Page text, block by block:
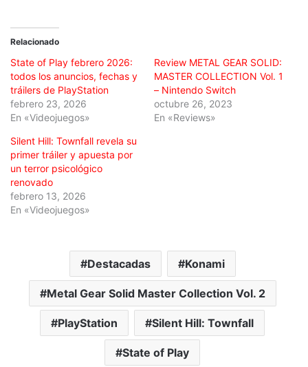
Relacionado
State of Play febrero 2026:
todos los anuncios, fechas y
tráilers de PlayStation
febrero 23, 2026
En «Videojuegos»
Review METAL GEAR SOLID:
MASTER COLLECTION Vol. 1
– Nintendo Switch
octubre 26, 2023
En «Reviews»
Silent Hill: Townfall revela su
primer tráiler y apuesta por
un terror psicológico
renovado
febrero 13, 2026
En «Videojuegos»
Destacadas Konami
Metal Gear Solid Master Collection Vol. 2
PlayStation Silent Hill: Townfall
State of Play